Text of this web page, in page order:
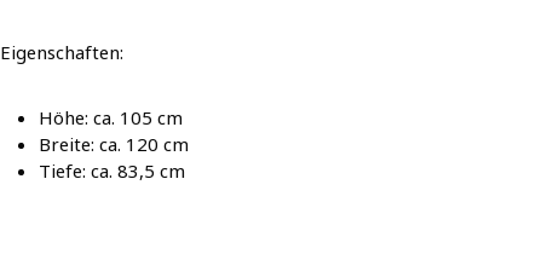
Eigenschaften:
Höhe: ca. 105 cm
Breite: ca. 120 cm
Tiefe: ca. 83,5 cm